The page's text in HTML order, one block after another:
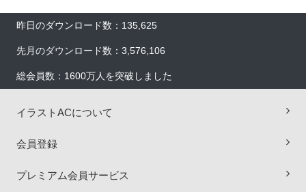
昨日のダウンロード数：135,625
先月のダウンロード数：3,576,106
総会員数：1600万人を突破しました
イラストACについて
会員登録
プレミアム会員サービス